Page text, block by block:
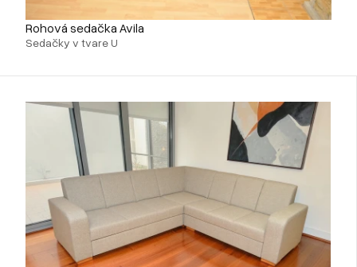
Rohová sedačka Avila
Sedačky v tvare U